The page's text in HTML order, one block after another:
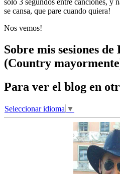
solo 3 segundos entre canciones, y
se cansa, que pare cuando quiera!
Nos vemos!
Sobre mis sesiones de
(Country
Para ver el blog en
Seleccionar idioma ▼